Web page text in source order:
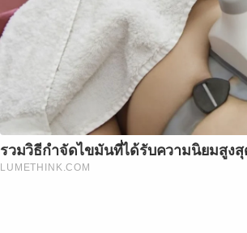
รวมวิธีกำจัดไขมันที่ได้รับความนิยมสูงสุ
LUMETHINK.COM